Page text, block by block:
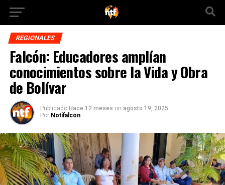
REGIONALES
Falcón: Educadores amplían
conocimientos sobre la Vida y Obra
de Bolívar
Publicado Hace 12 meses on agosto 19, 2025
Por Notifalcon